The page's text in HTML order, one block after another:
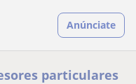
Anúnciate
particulares